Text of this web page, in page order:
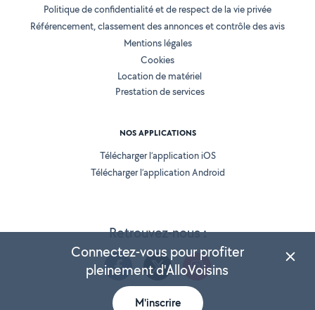
Retrouvez-nous :
Politique de confidentialité et de respect de la vie privée
Référencement, classement des annonces et contrôle des avis
Mentions légales
Cookies
Location de matériel
Prestation de services
NOS APPLICATIONS
Télécharger l’application iOS
Télécharger l’application Android
Connectez-vous pour profiter
pleinement d'AlloVoisins
M'inscrire